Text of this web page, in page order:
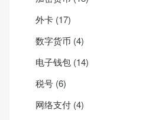
外卡 (17)
数字货币 (4)
电子钱包 (14)
税号 (6)
网络支付 (4)